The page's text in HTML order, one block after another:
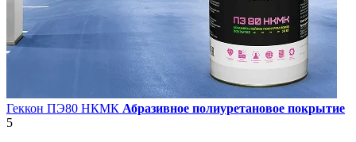
Геккон ПЭ80 НКМК Абразивное полиуретановое покрытие
5